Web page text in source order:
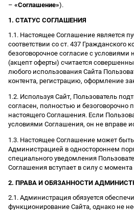
– «Соглашение»).
1. СТАТУС СОГЛАШЕНИЯ
1.1. Настоящее Соглашение является
соответствии со ст. 437 Гражданского
безоговорочное согласие с
(акцепт оферты) считается
любого использования Сайта
контента, регистрацию, оформление
1.2. Используя Сайт, Пользователь
согласен, полностью и безоговорочно
настоящего Соглашения. Если
условиями Соглашения, он не вправе
1.3. Настоящее Соглашение может
Администрацией в одностороннем
специального уведомления
Соглашения вступает в силу с
2. ПРАВА И ОБЯЗАННОСТИ
2.1. Администрация обязуется
функционирование Сайта, однако не